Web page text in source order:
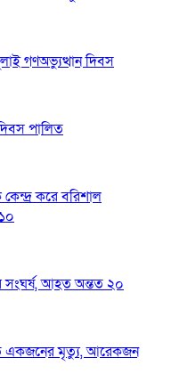
গণঅভ্যুত্থান দিবস
পালিত
করে বরিশাল
সংঘর্ষ, আহত অন্তত ২০
একজনের মৃত্যু, আরেকজন